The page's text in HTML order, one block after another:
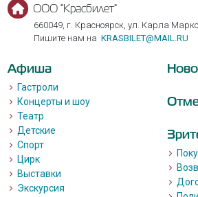
ООО "Красбилет"
660049, г. Красноярск, ул. Карла
Пишите нам на KRASBILET@MAIL.RU
Афиша
Гастроли
Концерты и шоу
Театр
Детские
Спорт
Цирк
Выставки
Экскурсия